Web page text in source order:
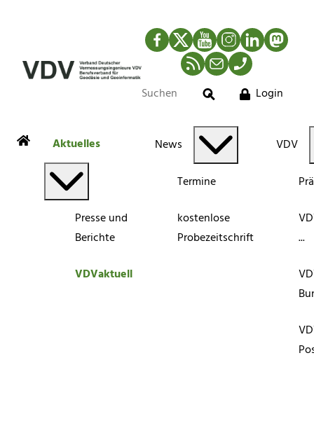
Facebook
TwitterYouTubeInstagram
LinkedIn
RSS-Newsfeed
MailTelefon
Suche
Login
Aktuelles
Presse und
Berichte
VDVaktuell
News
Termine
kostenlose
Probezeitschrift
VDV
...